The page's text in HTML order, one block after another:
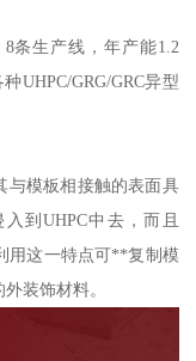
条生产线，年产能1.2
UHPC/GRG/GRC异型
与模板相接触的表面具
到UHPC中去，而且
用这一特点可**复制模
装饰材料。